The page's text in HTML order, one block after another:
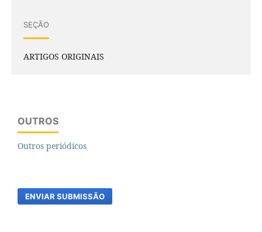
SEÇÃO
ARTIGOS ORIGINAIS
OUTROS
Outros periódicos
ENVIAR SUBMISSÃO